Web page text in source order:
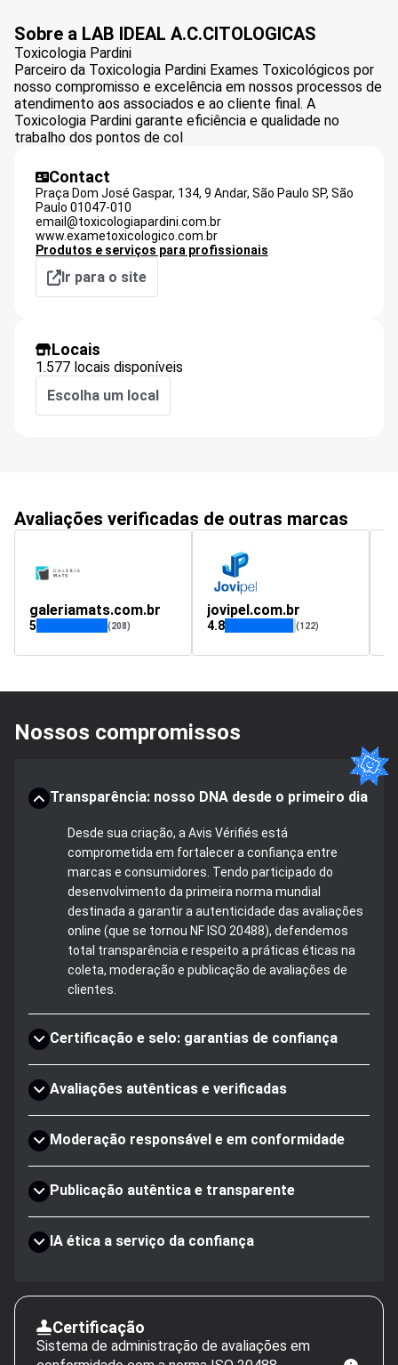
Sobre a LAB IDEAL A.C.CITOLOGICAS
Toxicologia Pardini
Parceiro da Toxicologia Pardini Exames Toxicológicos por
nosso compromisso e excelência em nossos processos de
atendimento aos associados e ao cliente final. A
Toxicologia Pardini garante eficiência e qualidade no
trabalho dos pontos de col
Contact
Praça Dom José Gaspar, 134, 9 Andar, São Paulo SP, São
Paulo 01047-010
email@toxicologiapardini.com.br
www.exametoxicologico.com.br
Produtos e serviços para profissionais
Ir para o site
Locais
1.577 locais disponíveis
Escolha um local
Avaliações verificadas de outras marcas
galeriamats.com.br
5 (208)
jovipel.com.br
4.8 (122)
Nossos compromissos
Transparência: nosso DNA desde o primeiro dia
Desde sua criação, a Avis Vérifiés está
comprometida em fortalecer a confiança entre
marcas e consumidores. Tendo participado do
desenvolvimento da primeira norma mundial
destinada a garantir a autenticidade das avaliações
online (que se tornou NF ISO 20488), defendemos
total transparência e respeito a práticas éticas na
coleta, moderação e publicação de avaliações de
clientes.
Certificação e selo: garantias de confiança
Avaliações autênticas e verificadas
Moderação responsável e em conformidade
Publicação autêntica e transparente
IA ética a serviço da confiança
Certificação
Sistema de administração de avaliações em